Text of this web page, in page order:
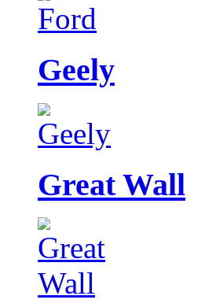
Geely
Great Wall